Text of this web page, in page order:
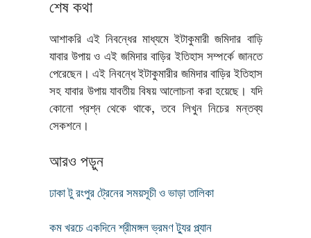
শেষ কথা
আশাকরি এই নিবন্ধের মাধ্যমে ইটাকুমারী জমিদার বাড়ি
যাবার উপায় ও এই জমিদার বাড়ির ইতিহাস সম্পর্কে জানতে
পেরেছেন। এই নিবন্ধে ইটাকুমারীর জমিদার বাড়ির ইতিহাস
সহ যাবার উপায় যাবতীয় বিষয় আলোচনা করা হয়েছে। যদি
কোনো প্রশ্ন থেকে থাকে, তবে লিখুন নিচের মন্তব্য
সেকশনে।
আরও পড়ুন
ঢাকা টু রংপুর ট্রেনের সময়সূচী ও ভাড়া তালিকা
কম খরচে একদিনে শ্রীমঙ্গল ভ্রমণ ট্যুর প্ল্যান